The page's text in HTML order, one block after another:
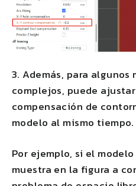
3. Además, para
complejos, puede
compensación de
modelo al mismo tiempo.
Por ejemplo, si el
muestra en la figura a